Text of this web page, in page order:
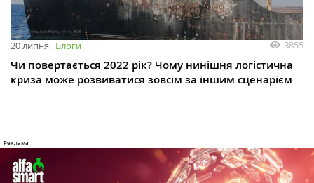
20 липня Блоги 3855
Чи повертається 2022 рік? Чому нинішня логістична
криза може розвиватися зовсім за іншим сценарієм